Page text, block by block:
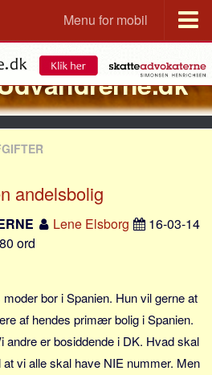
Menu for mobil
andelsbolig
Lene Elsborg
16-03-14
ord
bor i Spanien. Hun vil gerne at
af hendes primær bolig i Spanien.
andre er bosiddende i DK. Hvad skal
vi alle skal have NIE nummer. Men